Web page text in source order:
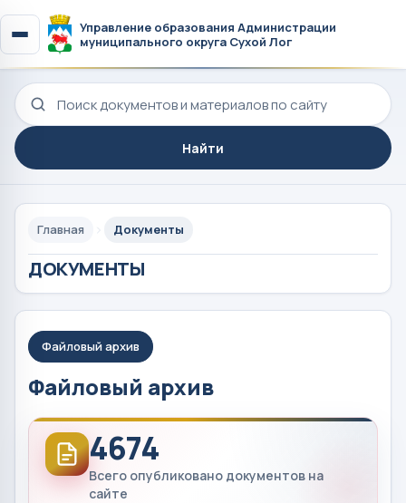
Управление образования Администрации
муниципального округа Сухой Лог
Поиск по сайту
Найти
Главная Документы
ДОКУМЕНТЫ
Файловый архив
Файловый архив
4674
Всего опубликовано документов на
сайте